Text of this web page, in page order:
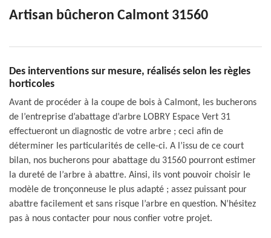
Artisan bûcheron Calmont 31560
Des interventions sur mesure, réalisés selon les règles
horticoles
Avant de procéder à la coupe de bois à Calmont, les bucherons
de l’entreprise d’abattage d’arbre LOBRY Espace Vert 31
effectueront un diagnostic de votre arbre ; ceci afin de
déterminer les particularités de celle-ci. A l’issu de ce court
bilan, nos bucherons pour abattage du 31560 pourront estimer
la dureté de l’arbre à abattre. Ainsi, ils vont pouvoir choisir le
modèle de tronçonneuse le plus adapté ; assez puissant pour
abattre facilement et sans risque l’arbre en question. N’hésitez
pas à nous contacter pour nous confier votre projet.